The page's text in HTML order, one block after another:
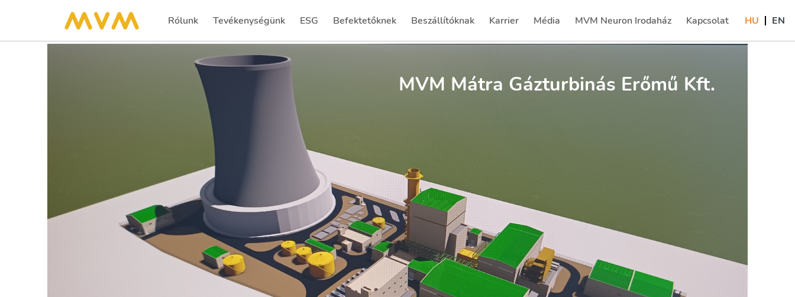
Rólunk Tevékenységünk ESG Befektetőknek Beszállítóknak
(current) Karrier
(current) Média MVM Neuron Irodaház
(current) Kapcsolat HU EN
MVM Mátra Gázturbinás Erőmű Kft.